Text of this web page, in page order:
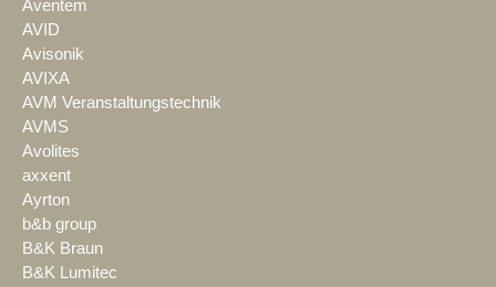
Aventem
AVID
Avisonik
AVIXA
AVM Veranstaltungstechnik
AVMS
Avolites
axxent
Ayrton
b&b group
B&K Braun
B&K Lumitec